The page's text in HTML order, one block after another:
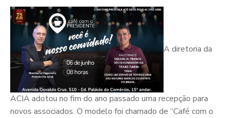
A diretoria da
ACIA adotou no fim do ano passado uma recepção para
novos associados. O modelo foi chamado de “Café com o